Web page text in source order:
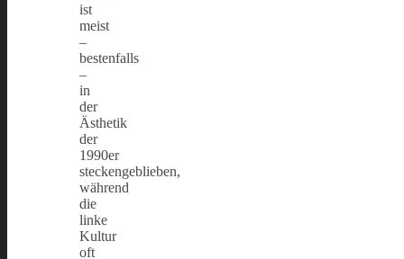
ist
meist
–
bestenfalls
–
in
der
Ästhetik
der
1990er
steckengeblieben,
während
die
linke
Kultur
oft